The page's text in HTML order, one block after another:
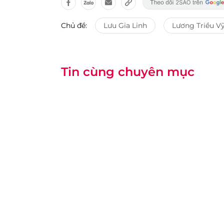
Chủ đề: Lưu Gia Linh Lương Triều
Tin cùng chuyên mục